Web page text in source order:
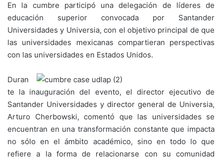
En la cumbre participó una delegación de líderes de
educación superior convocada por Santander
Universidades y Universia, con el objetivo principal de que
las universidades mexicanas compartieran perspectivas
con las universidades en Estados Unidos.
Duran
te la inauguración del evento, el director ejecutivo de
Santander Universidades y director general de Universia,
Arturo Cherbowski, comentó que las universidades se
encuentran en una transformación constante que impacta
no sólo en el ámbito académico, sino en todo lo que
refiere a la forma de relacionarse con su comunidad